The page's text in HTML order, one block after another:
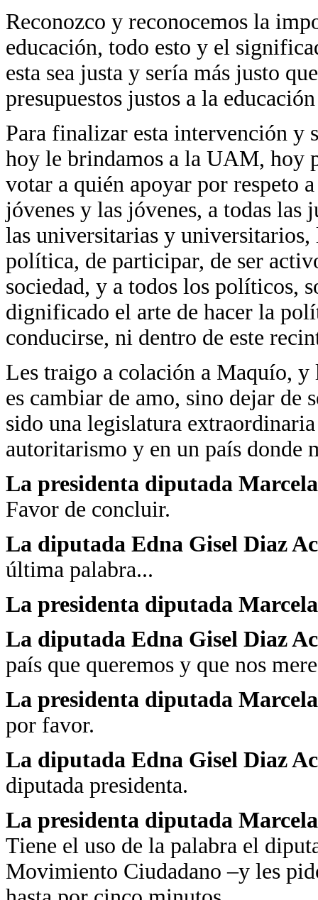
Reconozco y reconocemos la
educación, todo esto y el
esta sea justa y sería más justo
presupuestos justos a la
Para finalizar esta intervención y
hoy le brindamos a la UAM, hoy
votar a quién apoyar por respeto
jóvenes y las jóvenes, a todas las
las universitarias y
política, de participar, de ser
sociedad, y a todos los políticos,
dignificado el arte de hacer la
conducirse, ni dentro de este
Les traigo a colación a Maquío,
es cambiar de amo, sino dejar de
sido una legislatura
autoritarismo y en un país donde
La presidenta diputada
Favor de concluir.
La diputada Edna Gisel Diaz
última palabra...
La presidenta diputada
La diputada Edna Gisel Diaz
país que queremos y que nos
La presidenta diputada
por favor.
La diputada Edna Gisel Diaz
diputada presidenta.
La presidenta diputada
Tiene el uso de la palabra el
Movimiento Ciudadano –y les